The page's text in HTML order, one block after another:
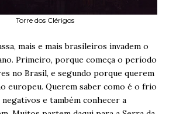
Torre dos Clérigos
mais e mais brasileiros invadem o
Primeiro, porque começa o período
no Brasil, e segundo porque querem
europeu. Querem saber como é o frio
e também conhecer a